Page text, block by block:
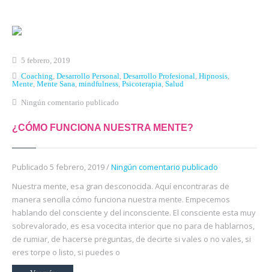
Inicio
El Modelo Crea-t
Servicios
Tienda Online
Blog
Contacto
5 febrero, 2019
Coaching Desarrollo Personal Desarrollo Profesional Hipnosis
Mente Mente Sana mindfulness Psicoterapia Salud
Ningún comentario publicado
¿CÓMO FUNCIONA NUESTRA MENTE?
Publicado 5 febrero, 2019 /Ningún comentario publicado
Nuestra mente, esa gran desconocida. Aquí encontraras de
manera sencilla cómo funciona nuestra mente. Empecemos
hablando del consciente y del inconsciente. El consciente esta muy
sobrevalorado, es esa vocecita interior que no para de hablarnos,
de rumiar, de hacerse preguntas, de decirte si vales o no vales, si
eres torpe o listo, si puedes o